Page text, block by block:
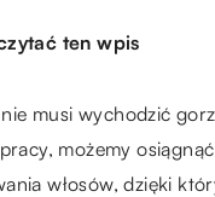
ten wpis
musi wychodzić
możemy
włosów, dzięki